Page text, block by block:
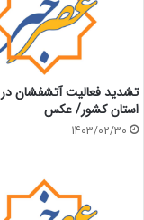
تشدید فعالیت آتشفشان
استان کشور/ عکس
1403/02/30